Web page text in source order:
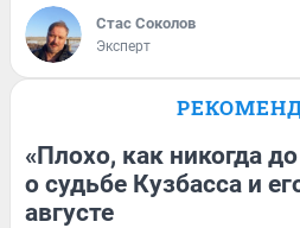
Стас Соколов
Эксперт
«Плохо, как никогда
о судьбе Кузбасса и
августе